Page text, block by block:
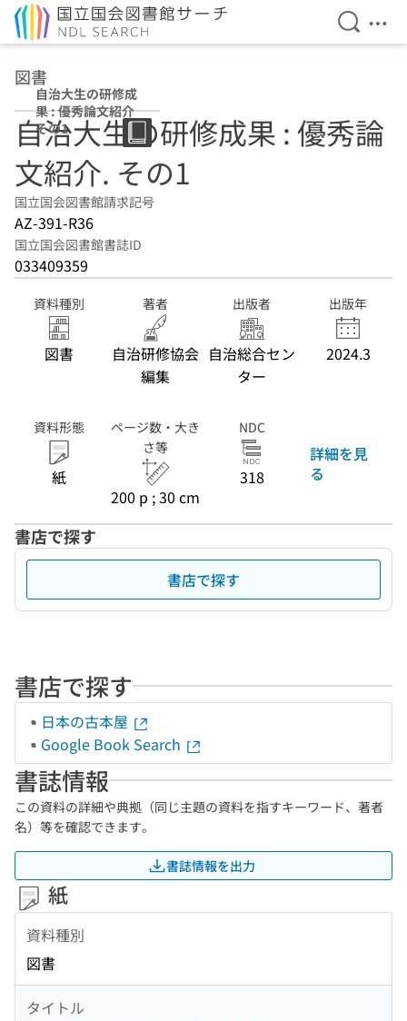
検索を
メ
図書
自治大生の研修成
果 : 優秀論文紹介
その1
自治大生の研修成果 : 優秀論
文紹介. その1
国立国会図書館請求記号
AZ-391-R36
国立国会図書館書誌ID
033409359
資料種別
図書
著者
自治研修協会
編集
出版者
自治総合セン
ター
出版年
2024.3
資料形態
紙
ページ数・大き
さ等
200 p ; 30 cm
NDC
318
詳細を見
る
書店で探す
書店で探す
書店で探す
日本の古本屋
Google Book Search
書誌情報
この資料の詳細や典拠（同じ主題の資料を指すキーワード、著者
名）等を確認できます。
書誌情報を出力
紙
資料種別
図書
タイトル